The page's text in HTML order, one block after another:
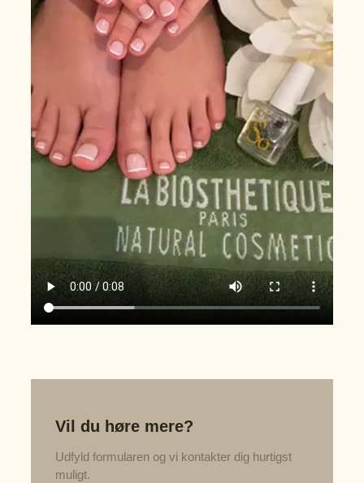
Vil du høre mere?
Udfyld formularen og vi kontakter dig hurtigst
muligt.